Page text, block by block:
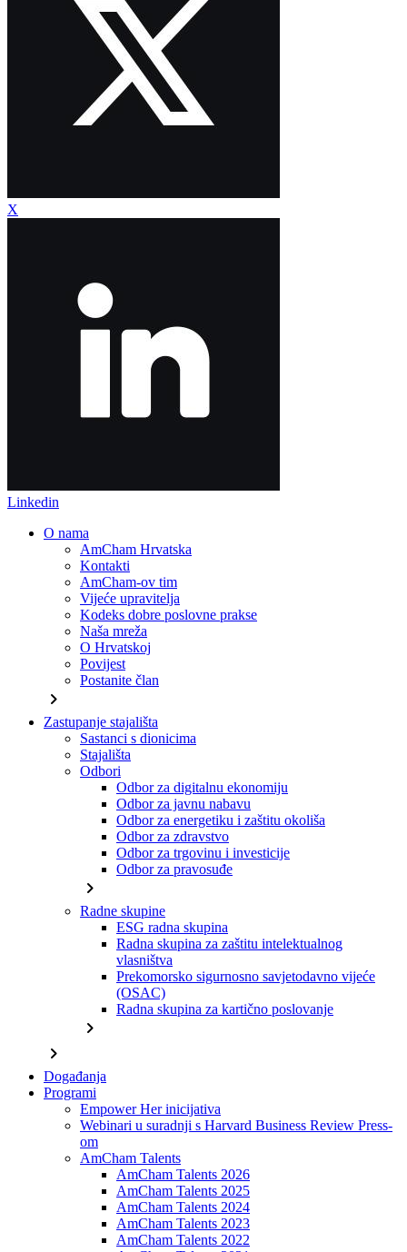
X
Linkedin
O nama
AmCham Hrvatska
Kontakti
AmCham-ov tim
Vijeće upravitelja
Kodeks dobre poslovne prakse
Naša mreža
O Hrvatskoj
Povijest
Postanite član
chevron_right
Zastupanje stajališta
Sastanci s dionicima
Stajališta
Odbori
Odbor za digitalnu ekonomiju
Odbor za javnu nabavu
Odbor za energetiku i zaštitu okoliša
Odbor za zdravstvo
Odbor za trgovinu i investicije
Odbor za pravosuđe
chevron_right
Radne skupine
ESG radna skupina
Radna skupina za zaštitu intelektualnog
vlasništva
Prekomorsko sigurnosno savjetodavno vijeće
(OSAC)
Radna skupina za kartično poslovanje
chevron_right
chevron_right
Događanja
Programi
Empower Her inicijativa
Webinari u suradnji s Harvard Business Review Press-
om
AmCham Talents
AmCham Talents 2026
AmCham Talents 2025
AmCham Talents 2024
AmCham Talents 2023
AmCham Talents 2022